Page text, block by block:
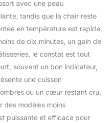
avec une peau
tandis que la chair reste
en température est rapide,
de dix minutes, un gain de
le constat est tout
souvent un bon indicateur,
une cuisson
ou un cœur restant cru,
des modèles moins
puissante et efficace pour